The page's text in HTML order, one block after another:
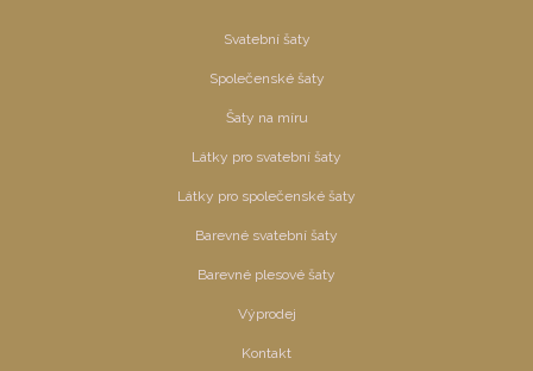
Svatební šaty
Společenské šaty
Šaty na míru
Látky pro svatební šaty
Látky pro společenské šaty
Barevné svatební šaty
Barevné plesové šaty
Výprodej
Kontakt